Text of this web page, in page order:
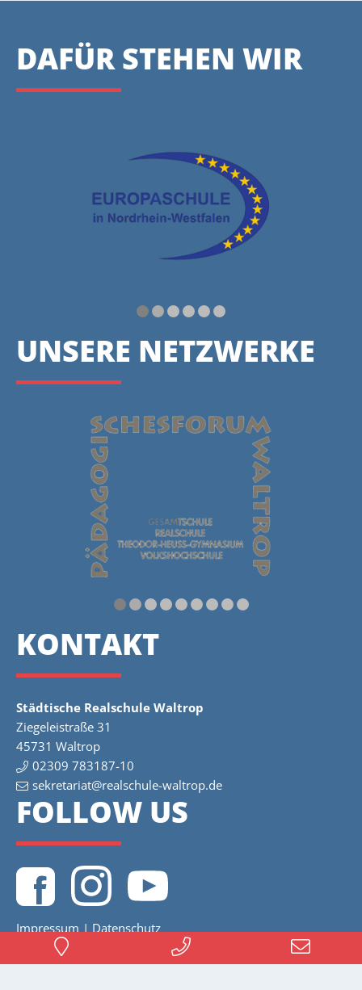
DAFÜR STEHEN WIR
UNSERE NETZWERKE
KONTAKT
Städtische Realschule Waltrop
Ziegeleistraße 31
45731 Waltrop
02309 783187-10
sekretariat@realschule-waltrop.de
FOLLOW US
Impressum | Datenschutz